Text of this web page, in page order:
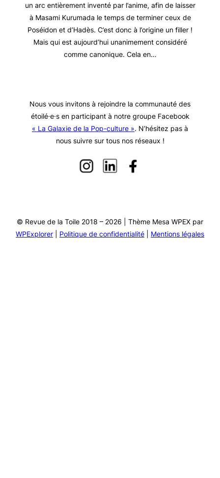
un arc entièrement inventé par l’anime, afin de laisser
à Masami Kurumada le temps de terminer ceux de
Poséidon et d’Hadès. C’est donc à l’origine un filler !
Mais qui est aujourd’hui unanimement considéré
comme canonique. Cela en…
Nous vous invitons à rejoindre la communauté des
étoilé·e·s en participant à notre groupe Facebook
« La Galaxie de la Pop-culture ». N’hésitez pas à
nous suivre sur tous nos réseaux !
© Revue de la Toile 2018 – 2026 | Thème Mesa WPEX par
WPExplorer
Politique de confidentialité Mentions légales